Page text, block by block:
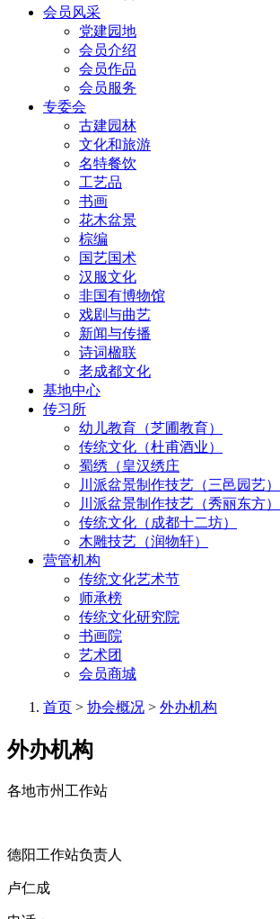
会员风采
党建园地
会员介绍
会员作品
会员服务
专委会
古建园林
文化和旅游
名特餐饮
工艺品
书画
花木盆景
棕编
国艺国术
汉服文化
非国有博物馆
戏剧与曲艺
新闻与传播
诗词楹联
老成都文化
基地中心
传习所
幼儿教育（芝圃教育）
传统文化（杜甫酒业）
蜀绣（皇汉绣庄
川派盆景制作技艺（三邑园艺）
川派盆景制作技艺（秀丽东方）
传统文化（成都十二坊）
木雕技艺（润物轩）
营管机构
传统文化艺术节
师承榜
传统文化研究院
书画院
艺术团
会员商城
首页 > 协会概况 > 外办机构
外办机构
各地市州工作站
德阳工作站负责人
卢仁成